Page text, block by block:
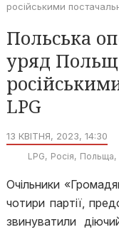
російськими
Польська
уряд
LPG
13 КВІТНЯ, 2023, 14:30
LPG Росія Польща
Очільники
чотири партії,
звинуватили